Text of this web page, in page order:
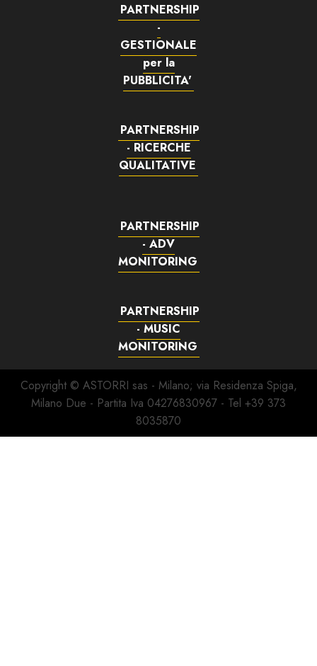
PARTNERSHIP
-
GESTIONALE
per la
PUBBLICITA'
PARTNERSHIP
- RICERCHE
QUALITATIVE
PARTNERSHIP
- ADV
MONITORING
PARTNERSHIP
- MUSIC
MONITORING
Copyright © ASTORRI sas - Milano; via Residenza Spiga,
Milano Due - Partita Iva 04276830967 - Tel +39 373
8035870